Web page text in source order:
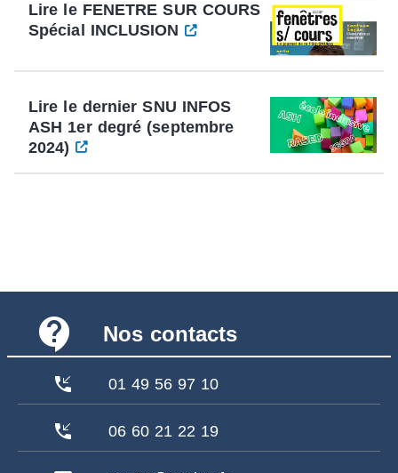
Lire le FENETRE SUR COURS
Spécial INCLUSION
Lire le dernier SNU INFOS
ASH 1er degré (septembre
2024)
contact_support Nos contacts
phone_callback 01 49 56 97 10
phone_callback 06 60 21 22 19